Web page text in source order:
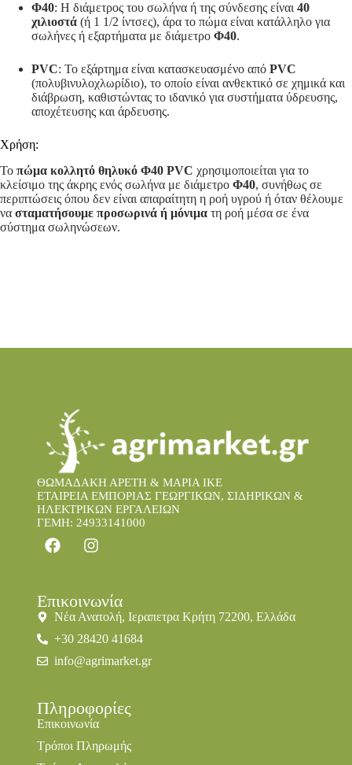
Φ40: Η διάμετρος του σωλήνα ή της σύνδεσης είναι 40
χιλιοστά (ή 1 1/2 ίντσες), άρα το πώμα είναι κατάλληλο για
σωλήνες ή εξαρτήματα με διάμετρο Φ40.
PVC: Το εξάρτημα είναι κατασκευασμένο από PVC
(πολυβινυλοχλωρίδιο), το οποίο είναι ανθεκτικό σε χημικά και
διάβρωση, καθιστώντας το ιδανικό για συστήματα ύδρευσης,
αποχέτευσης και άρδευσης.
Χρήση:
Το πώμα κολλητό θηλυκό Φ40 PVC χρησιμοποιείται για το
κλείσιμο της άκρης ενός σωλήνα με διάμετρο Φ40, συνήθως σε
περιπτώσεις όπου δεν είναι απαραίτητη η ροή υγρού ή όταν θέλουμε
να σταματήσουμε προσωρινά ή μόνιμα τη ροή μέσα σε ένα
σύστημα σωληνώσεων.
ΘΩΜΑΔΑΚΗ ΑΡΕΤΗ & ΜΑΡΙΑ IKE
ΕΤΑΙΡΕΙΑ ΕΜΠΟΡΙΑΣ ΓΕΩΡΓΙΚΩΝ, ΣΙΔΗΡΙΚΩΝ &
ΗΛΕΚΤΡΙΚΩΝ ΕΡΓΑΛΕΙΩΝ
ΓΕΜΗ: 24933141000
Επικοινωνία
Νέα Ανατολή, Ιεραπετρα Κρήτη 72200, Ελλάδα
+30 28420 41684
info@agrimarket.gr
Πληροφορίες
Επικοινωνία
Τρόποι Πληρωμής